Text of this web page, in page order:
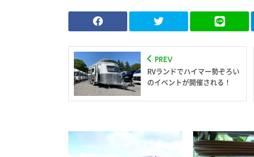
PREV
RVランドでハイマー勢ぞろい
のイベントが開催される！